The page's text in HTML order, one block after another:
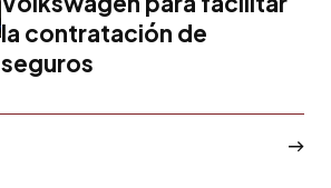
la contratación de
seguros